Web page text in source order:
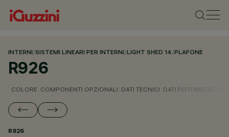
INTERNI/SISTEMI LINEARI PER INTERNI/LIGHT SHED 14/PLAFONE
R926
COLORE COMPONENTI OPZIONALI DATI TECNICI DATI FOTOMETRICI
R926